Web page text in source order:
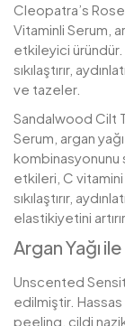
Cleopatra’s
Vitaminli Serum,
etkileyici
sıkılaştırır,
ve tazeler.
Sandalwood Cilt
Serum, argan
kombinasyonunu
etkileri, C
sıkılaştırır,
elastikiyetini
Argan Yağı
Unscented
edilmiştir.
peeling, cildi